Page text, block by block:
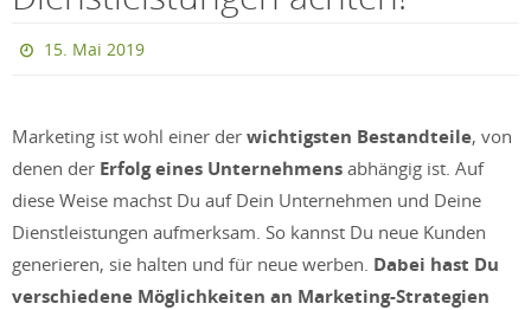
15. Mai 2019
Marketing ist wohl einer der wichtigsten Bestandteile, von
denen der Erfolg eines Unternehmens abhängig ist. Auf
diese Weise machst Du auf Dein Unternehmen und Deine
Dienstleistungen aufmerksam. So kannst Du neue Kunden
generieren, sie halten und für neue werben. Dabei hast Du
verschiedene Möglichkeiten an Marketing-Strategien